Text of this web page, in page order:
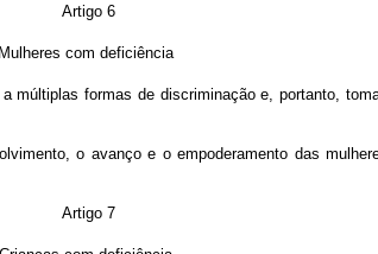
Artigo 6
Mulheres com deficiência
formas de discriminação e, portanto,
o avanço e o empoderamento das
Artigo 7